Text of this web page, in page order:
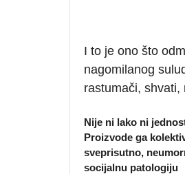
I to je ono što
nagomilanog
rastumači, shvati,
Nije ni lako ni
Proizvode ga
sveprisutno,
socijalnu patologiju